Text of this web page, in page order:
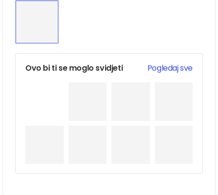
Ovo bi ti se moglo svidjeti Pogledaj sve